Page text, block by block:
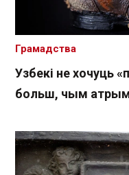
Узбекі не хочуць
больш, чым
Грамадства